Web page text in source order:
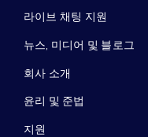
라이브 채팅 지원
뉴스, 미디어 및 블로그
회사 소개
윤리 및 준법
지원